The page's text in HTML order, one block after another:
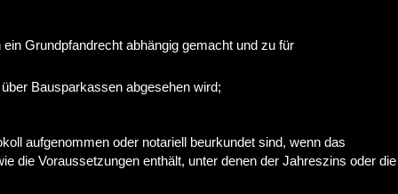
Grundpfandrecht abhängig gemacht und zu für
Bausparkassen abgesehen wird;
aufgenommen oder notariell beurkundet sind, wenn das
die Voraussetzungen enthält, unter denen der Jahreszins oder die